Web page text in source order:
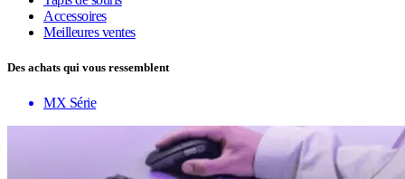
Accessoires
Meilleures ventes
Des achats qui vous ressemblent
MX Série